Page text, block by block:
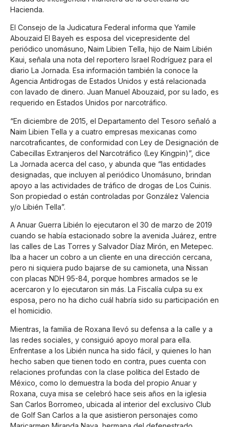
Hacienda.
El Consejo de la Judicatura Federal informa que Yamile
Abouzaid El Bayeh es esposa del vicepresidente del
periódico unomásuno, Naim Libien Tella, hijo de Naim Libién
Kaui, señala una nota del reportero Israel Rodríguez para el
diario La Jornada. Esa información también la conoce la
Agencia Antidrogas de Estados Unidos y está relacionada
con lavado de dinero. Juan Manuel Abouzaid, por su lado, es
requerido en Estados Unidos por narcotráfico.
“En diciembre de 2015, el Departamento del Tesoro señaló a
Naim Libien Tella y a cuatro empresas mexicanas como
narcotraficantes, de conformidad con Ley de Designación de
Cabecillas Extranjeros del Narcotráfico (Ley Kingpin)”, dice
La Jornada acerca del caso, y abunda que “las entidades
designadas, que incluyen al periódico Unomásuno, brindan
apoyo a las actividades de tráfico de drogas de Los Cuinis.
Son propiedad o están controladas por González Valencia
y/o Libién Tella”.
A Anuar Guerra Libién lo ejecutaron el 30 de marzo de 2019
cuando se había estacionado sobre la avenida Juárez, entre
las calles de Las Torres y Salvador Díaz Mirón, en Metepec.
Iba a hacer un cobro a un cliente en una dirección cercana,
pero ni siquiera pudo bajarse de su camioneta, una Nissan
con placas NDH 95-84, porque hombres armados se le
acercaron y lo ejecutaron sin más. La Fiscalía culpa su ex
esposa, pero no ha dicho cuál habría sido su participación en
el homicidio.
Mientras, la familia de Roxana llevó su defensa a la calle y a
las redes sociales, y consiguió apoyo moral para ella.
Enfrentase a los Libién nunca ha sido fácil, y quienes lo han
hecho saben que tienen todo en contra, pues cuenta con
relaciones profundas con la clase política del Estado de
México, como lo demuestra la boda del propio Anuar y
Roxana, cuya misa se celebró hace seis años en la iglesia
San Carlos Borromeo, ubicada al interior del exclusivo Club
de Golf San Carlos a la que asistieron personajes como